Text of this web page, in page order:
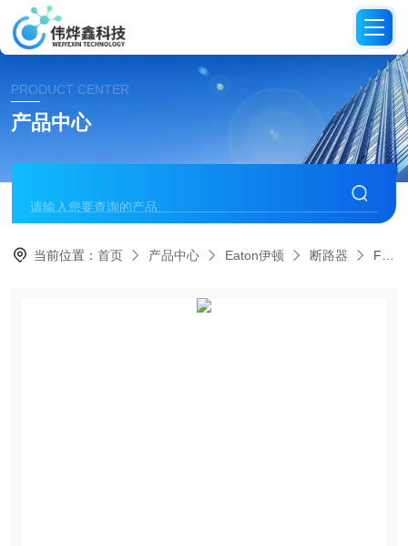
PRODUCT CENTER
产品中心
当前位置：首页 产品中心 Eaton伊顿 断路器 FBSMV-63/4/1伊顿 FBSmV 型剩余电流动作断路器（RCCB）